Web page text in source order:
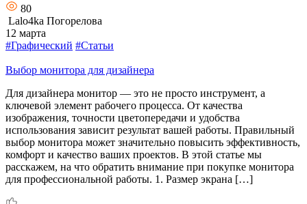
80
Lalo4ka Погорелова
12 марта
#Графический #Статьи
Выбор монитора для дизайнера
Для дизайнера монитор — это не просто инструмент, а
ключевой элемент рабочего процесса. От качества
изображения, точности цветопередачи и удобства
использования зависит результат вашей работы. Правильный
выбор монитора может значительно повысить эффективность,
комфорт и качество ваших проектов. В этой статье мы
расскажем, на что обратить внимание при покупке монитора
для профессиональной работы. 1. Размер экрана […]